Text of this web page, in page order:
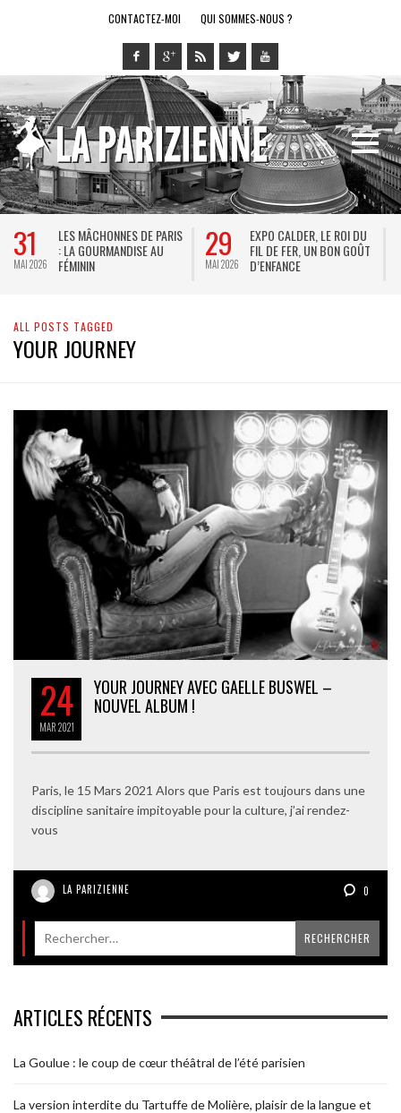
CONTACTEZ-MOI QUI SOMMES-NOUS ?
31
MAI 2026
LES MÂCHONNES DE PARIS
: LA GOURMANDISE AU
FÉMININ
29
MAI 2026
EXPO CALDER, LE ROI DU
FIL DE FER, UN BON GOÛT
D’ENFANCE
ALL POSTS TAGGED
YOUR JOURNEY
24
MAR2021
YOUR JOURNEY AVEC GAELLE BUSWEL –
NOUVEL ALBUM !
Paris, le 15 Mars 2021 Alors que Paris est toujours dans une
discipline sanitaire impitoyable pour la culture, j’ai rendez-
vous
LA PARIZIENNE 0
ARTICLES RÉCENTS
La Goulue : le coup de cœur théâtral de l’été parisien
La version interdite du Tartuffe de Molière, plaisir de la langue et